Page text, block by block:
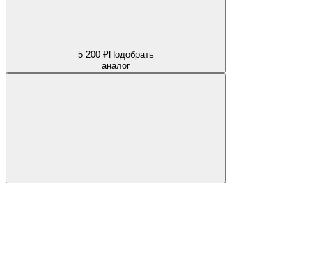
5 200 ₽Подобрать
аналог